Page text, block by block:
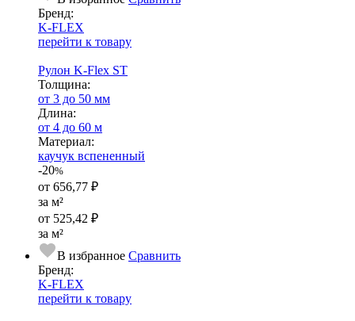
Бренд:
K-FLEX
перейти к товару
Рулон K-Flex ST
Тол­щи­на:
от 3 до 50 мм
Длина:
от 4 до 60 м
Ма­­те­­ри­­ал:
каучук вспененный
-20%
от 656,77 ₽
за м²
от 525,42 ₽
за м²
В избранное Сравнить
Бренд:
K-FLEX
перейти к товару